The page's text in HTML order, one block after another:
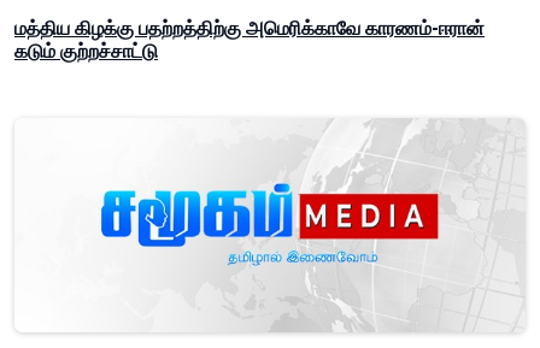
மத்திய கிழக்கு பதற்றத்திற்கு அமெரிக்காவே காரணம்-ஈரான்
கடும் குற்றச்சாட்டு